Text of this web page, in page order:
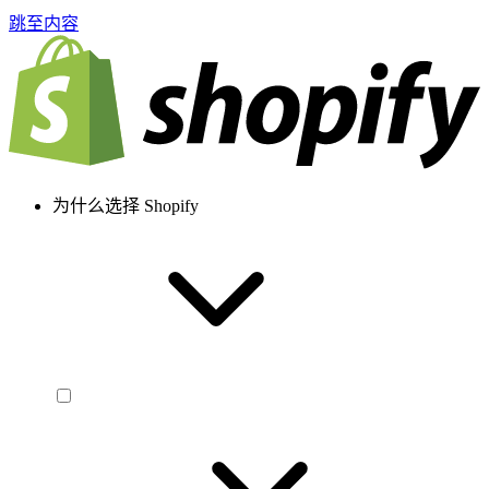
跳至内容
为什么选择 Shopify